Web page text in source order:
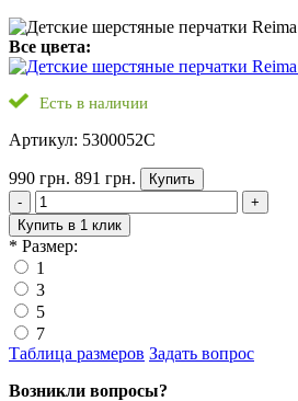
Все цвета:
Есть в наличии
Артикул: 5300052C
990 грн. 891 грн.
Купить
-
+
Купить в 1 клик
* Размер:
1
3
5
7
Таблица размеров Задать вопрос
Возникли вопросы?